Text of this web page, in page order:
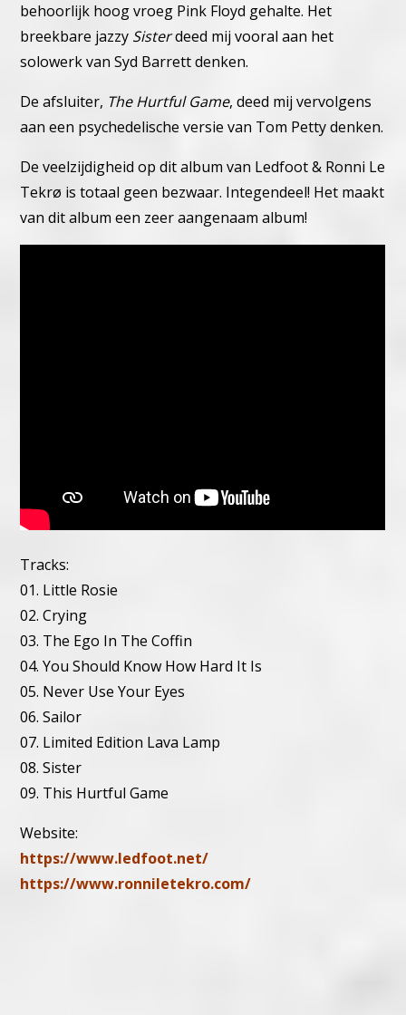
behoorlijk hoog vroeg Pink Floyd gehalte. Het
breekbare jazzy Sisterdeed mij vooral aan het
solowerk van Syd Barrett denken.
De afsluiter, The Hurtful Game, deed mij vervolgens
aan een psychedelische versie van Tom Petty denken.
De veelzijdigheid op dit album van Ledfoot & Ronni Le
Tekrø is totaal geen bezwaar. Integendeel! Het maakt
van dit album een zeer aangenaam album!
Tracks:
01. Little Rosie
02. Crying
03. The Ego In The Coffin
04. You Should Know How Hard It Is
05. Never Use Your Eyes
06. Sailor
07. Limited Edition Lava Lamp
08. Sister
09. This Hurtful Game
Website:
https://www.ledfoot.net/
https://www.ronniletekro.com/